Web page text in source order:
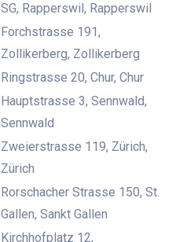
SG, Rapperswil, Rapperswil
Forchstrasse 191,
Zollikerberg, Zollikerberg
Ringstrasse 20, Chur, Chur
Hauptstrasse 3, Sennwald,
Sennwald
Zweierstrasse 119, Zürich,
Zürich
Rorschacher Strasse 150, St.
Gallen, Sankt Gallen
Kirchhofplatz 12,